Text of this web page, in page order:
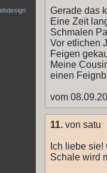
Gerade das
Eine Zeit
Schmalen
Vor etlichen
Feigen
Meine
einen
vom
11. von satu
Ich liebe
Schale wird